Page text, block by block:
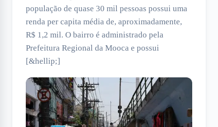
população de quase 30 mil pessoas possui uma
renda per capita média de, aproximadamente,
R$ 1,2 mil. O bairro é administrado pela
Prefeitura Regional da Mooca e possui
[&hellip;]